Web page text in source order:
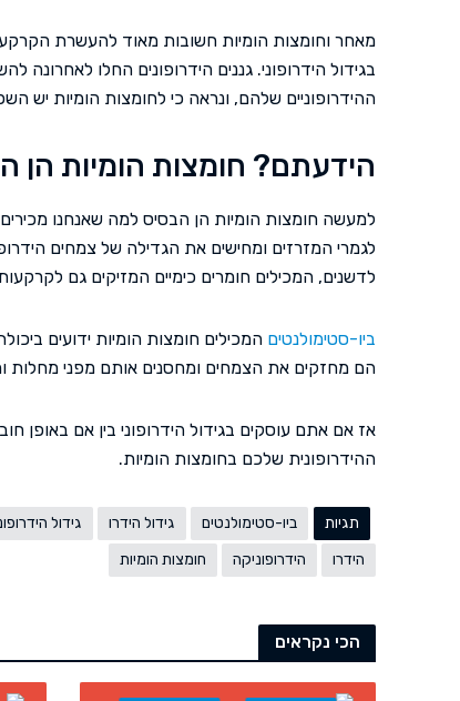
מאחר וחומצות הומיות חשובות מאוד להעשרת הקרקע
בגידול הידרופוני. גננים הידרופונים החלו
ההידרופוניים שלהם, ונראה כי לחומצות הומיות יש
הידעתם? חומצות הומיות הן
למעשה חומצות הומיות הן הבסיס למה שאנחנו מכירים
לגמרי המזרזים ומחישים את הגדילה של צמחים
לדשנים, המכילים חומרים כימיים המזיקים גם
ביו-סטימולנטים המכילים חומצות הומיות ידועים
הם מחזקים את הצמחים ומחסנים אותם מפני מחלות
אז אם אתם עוסקים בגידול הידרופוני בין אם באופן
ההידרופונית שלכם בחומצות הומיות.
תגיות ביו-סטימולנטים גידול הידרו גידול
הידרו
הידרופוניקה חומצות הומיות
הכי נקראים